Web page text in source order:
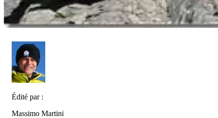
Édité par :
Massimo Martini